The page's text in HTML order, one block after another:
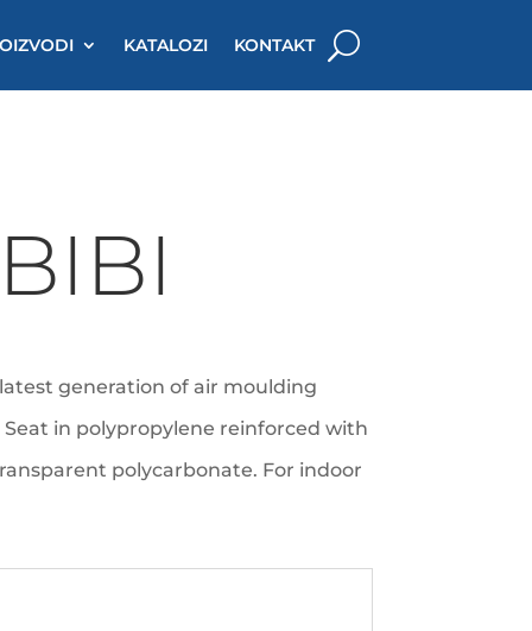
KATALOZI KONTAKT
generation of air moulding
in polypropylene reinforced with
polycarbonate. For indoor